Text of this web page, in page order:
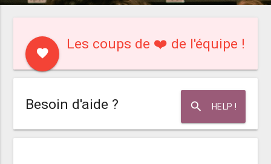
favorite
Les coups de ❤️ de l'équipe !
search HELP !
Besoin d'aide ?